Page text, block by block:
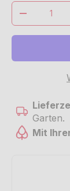
Anzahl
Menge
Garten.
Mit